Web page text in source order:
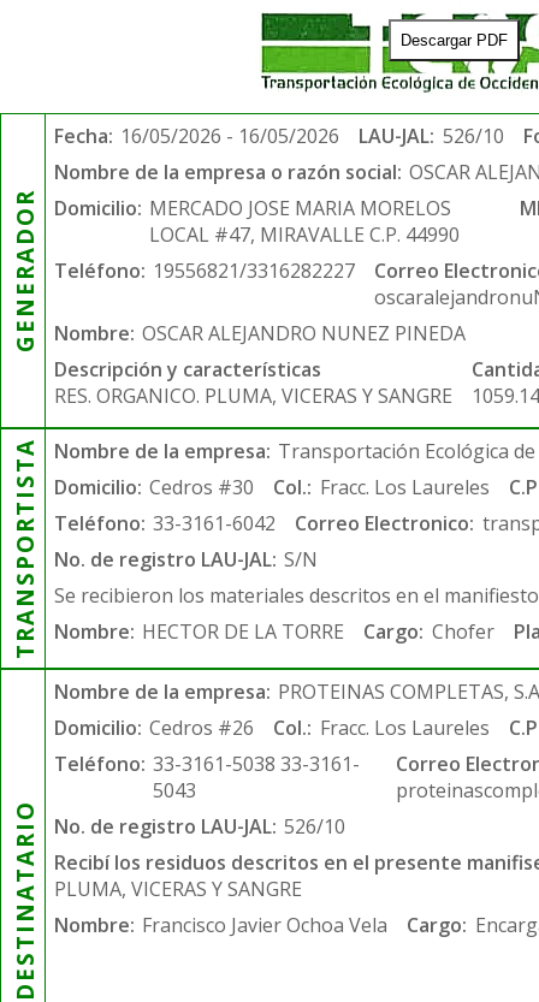
Descargar PDF
GENERADOR
Fecha: 16/05/2026 - 16/05/2026 LAU-JAL: 526/10
Nombre de la empresa o razón social: OSCAR
Domicilio: MERCADO JOSE MARIA MORELOS
LOCAL #47, MIRAVALLE C.P. 44990
Teléfono: 19556821/3316282227
Correo
Nombre: OSCAR ALEJANDRO NUNEZ PINEDA
Descripción y características
RES. ORGANICO. PLUMA, VICERAS Y SANGRE
1059.14
TRANSPORTISTA Nombre de la empresa: Transportación Ecológica de
Domicilio: Cedros #30 Col.: Fracc. Los Laureles
Teléfono: 33-3161-6042 Correo Electronico:
No. de registro LAU-JAL: S/N
Se recibieron los materiales descritos en el
Nombre: HECTOR DE LA TORRE Cargo: Chofer
DESTINATARIO
Nombre de la empresa: PROTEINAS COMPLETAS,
Domicilio: Cedros #26 Col.: Fracc. Los Laureles
Teléfono: 33-3161-5038 33-3161-
5043
Correo
No. de registro LAU-JAL: 526/10
Recibí los residuos descritos en el presente
PLUMA, VICERAS Y SANGRE
Nombre: Francisco Javier Ochoa Vela Cargo: